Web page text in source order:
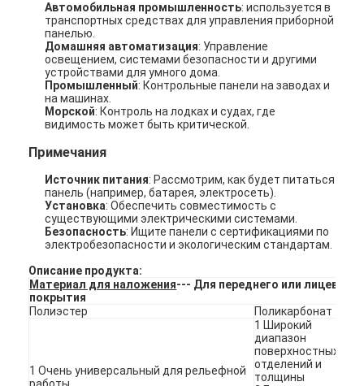
Домой
Автомобильная промышленность: используется в
транспортных средствах для управления приборной
панелью.
Домашняя автоматизация: Управление
освещением, системами безопасности и другими
устройствами для умного дома.
Промышленный: Контрольные панели на заводах и
на машинах.
Морской: Контроль на лодках и судах, где
видимость может быть критической.
Примечания
Источник питания: Рассмотрим, как будет питаться
панель (например, батарея, электросеть).
Установка: Обеспечить совместимость с
существующими электрическими системами.
Безопасность: Ищите панели с сертификациями по
электробезопасности и экологическим стандартам.
Описание продукта:
Материал для наложения--- Для переднего или лицевого
покрытия
Полиэстер
Поликарбонат
1 Очень универсальный для рельефной
1 Широкий
диапазон
поверхностных
отделений и
толщины